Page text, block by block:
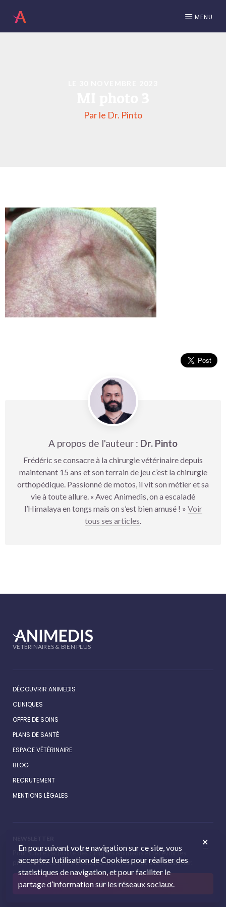
MENU
Par le Dr. Pinto
A propos de l'auteur : Dr. Pinto
Frédéric se consacre à la chirurgie vétérinaire depuis
maintenant 15 ans et son terrain de jeu c’est la chirurgie
orthopédique. Passionné de motos, il vit son métier et sa
vie à toute allure. « Avec Animedis, on a escaladé
l’Himalaya en tongs mais on s’est bien amusé ! » Voir
tous ses articles.
VÉTÉRINAIRES & BIEN PLUS
DÉCOUVRIR ANIMEDIS
CLINIQUES
OFFRE DE SOINS
PLANS DE SANTÉ
ESPACE VÉTÉRINAIRE
BLOG
RECRUTEMENT
MENTIONS LÉGALES
Pour suivre l’actualité des cliniques Animédis et recevoir les
promotions de notre boutique, inscrivez-vous à la newsletter.
S'INSCRIRE
En poursuivant votre navigation sur ce site, vous
acceptez l’utilisation de Cookies pour réaliser des
statistiques de navigation, et pour faciliter le
partage d’information sur les réseaux sociaux.